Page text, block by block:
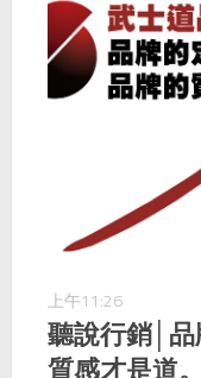
上午11:26
聽說行銷│
質感才是道。